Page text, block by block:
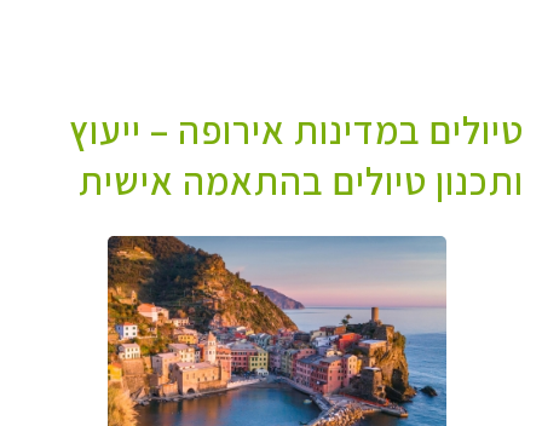
טיולים במדינות אירופה – ייעוץ
ותכנון טיולים בהתאמה אישית